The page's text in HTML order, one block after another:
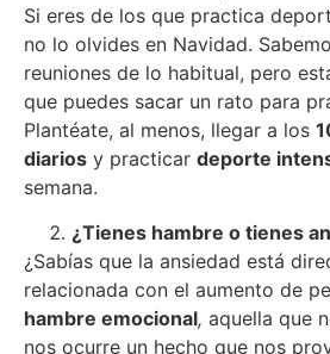
Si eres de los que practica
no lo olvides en Navidad.
reuniones de lo habitual, pero
que puedes sacar un rato para
Plantéate, al menos, llegar a los
diarios y practicar deporte
semana.
¿Tienes hambre o tienes
¿Sabías que la ansiedad está
relacionada con el aumento de
hambre emocional, aquella que
nos ocurre un hecho que nos